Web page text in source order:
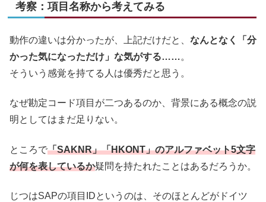
考察：項目名称から考えてみる
動作の違いは分かったが、上記だけだと、 なんとなく「分
かった気になっただけ」な気がする……。
そういう感覚を持てる人は優秀だと思う。
なぜ勘定コード項目が二つあるのか、背景にある概念の説
明としてはまだ足りない。
ところで「SAKNR」「HKONT」のアルファベット5文字
が何を表しているか疑問を持たれたことはあるだろうか。
じつはSAPの項目IDというのは、そのほとんどがドイツ